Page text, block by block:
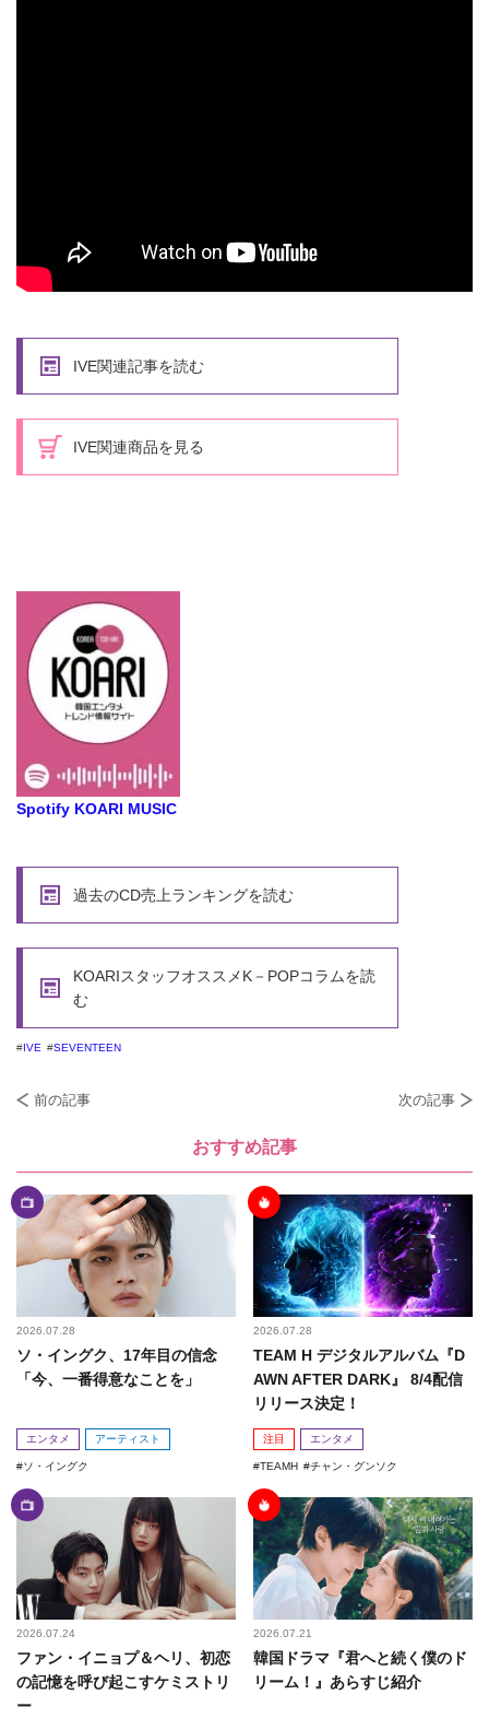
IVE関連記事を読む
IVE関連商品を見る
Spotify KOARI MUSIC
過去のCD売上ランキングを読む
KOARIスタッフオススメK－POPコラムを読
む
IVE SEVENTEEN
前の記事 次の記事
おすすめ記事
2026.07.28
ソ・イングク、17年目の信念
「今、一番得意なことを」
エンタメ アーティスト
ソ・イングク
2026.07.28
TEAM H デジタルアルバム『D
AWN AFTER DARK』 8/4配信
リリース決定！
注目 エンタメ
TEAMH チャン・グンソク
2026.07.24
ファン・イニョプ＆ヘリ、初恋
の記憶を呼び起こすケミストリ
ー
2026.07.21
韓国ドラマ『君へと続く僕のド
リーム！』あらすじ紹介